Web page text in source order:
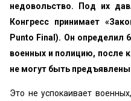
недовольство. Под их
Конгресс принимает
Punto Final). Он определил
военных и полицию, после
не могут быть
Это не успокаивает